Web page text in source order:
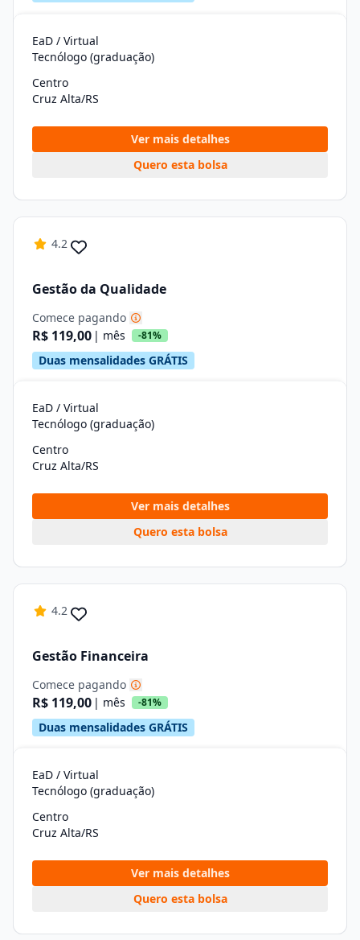
EaD / Virtual
Tecnólogo (graduação)
Centro
Cruz Alta/RS
Ver mais detalhes
Quero esta bolsa
4.2
Gestão da Qualidade
Comece pagando
R$ 119,00 | mês -81%
Duas mensalidades GRÁTIS
EaD / Virtual
Tecnólogo (graduação)
Centro
Cruz Alta/RS
Ver mais detalhes
Quero esta bolsa
4.2
Gestão Financeira
Comece pagando
R$ 119,00 | mês -81%
Duas mensalidades GRÁTIS
EaD / Virtual
Tecnólogo (graduação)
Centro
Cruz Alta/RS
Ver mais detalhes
Quero esta bolsa